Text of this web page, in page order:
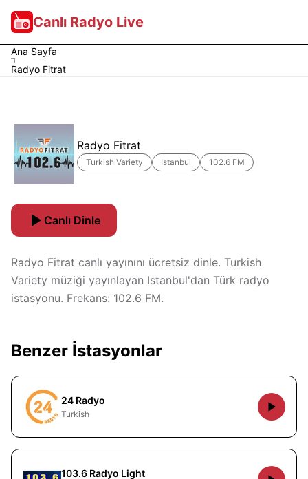
Canlı Radyo Live
Ana Sayfa
Radyo Fitrat
Radyo Fitrat
Turkish Variety Istanbul 102.6 FM
Canlı Dinle
Radyo Fitrat canlı yayınını ücretsiz dinle. Turkish
Variety müziği yayınlayan Istanbul'dan Türk radyo
istasyonu. Frekans: 102.6 FM.
Benzer İstasyonlar
24 Radyo
Turkish
103.6 Radyo Light